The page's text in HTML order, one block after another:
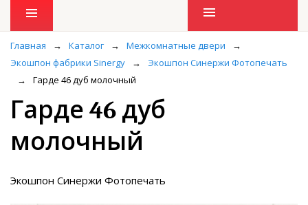
Промо товары
Главная → Каталог → Межкомнатные двери
→
Экошпон фабрики Sinergy
→
Экошпон Синержи Фотопечать
→
Гарде 46 дуб молочный
Гарде 46 дуб
молочный
Экошпон Синержи Фотопечать